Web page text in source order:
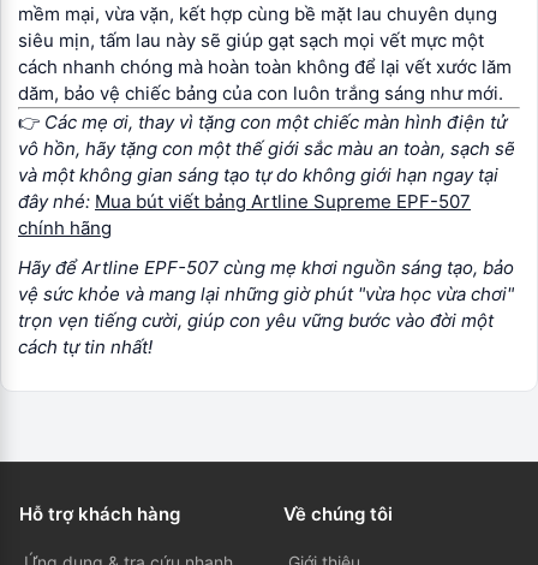
mềm mại, vừa vặn, kết hợp cùng bề mặt lau chuyên dụng
siêu mịn, tấm lau này sẽ giúp gạt sạch mọi vết mực một
cách nhanh chóng mà hoàn toàn không để lại vết xước lăm
dăm, bảo vệ chiếc bảng của con luôn trắng sáng như mới.
👉 Các mẹ ơi, thay vì tặng con một chiếc màn hình điện tử
vô hồn, hãy tặng con một thế giới sắc màu an toàn, sạch sẽ
và một không gian sáng tạo tự do không giới hạn ngay tại
đây nhé: Mua bút viết bảng Artline Supreme EPF-507
chính hãng
Hãy để Artline EPF-507 cùng mẹ khơi nguồn sáng tạo, bảo
vệ sức khỏe và mang lại những giờ phút "vừa học vừa chơi"
trọn vẹn tiếng cười, giúp con yêu vững bước vào đời một
cách tự tin nhất!
Hỗ trợ khách hàng Về chúng tôi